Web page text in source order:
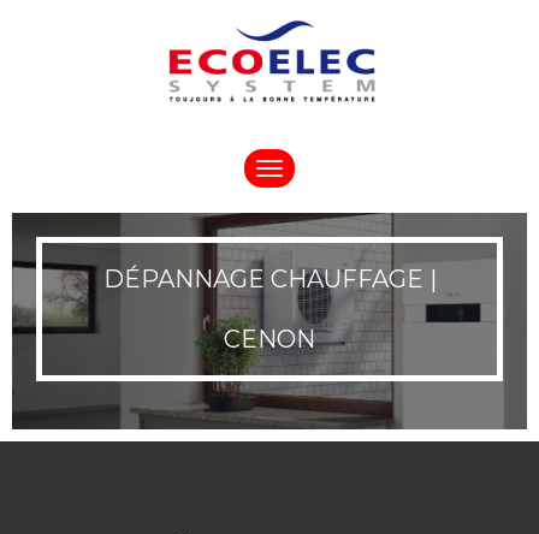
Toggle
navigation
DÉPANNAGE CHAUFFAGE |
CENON